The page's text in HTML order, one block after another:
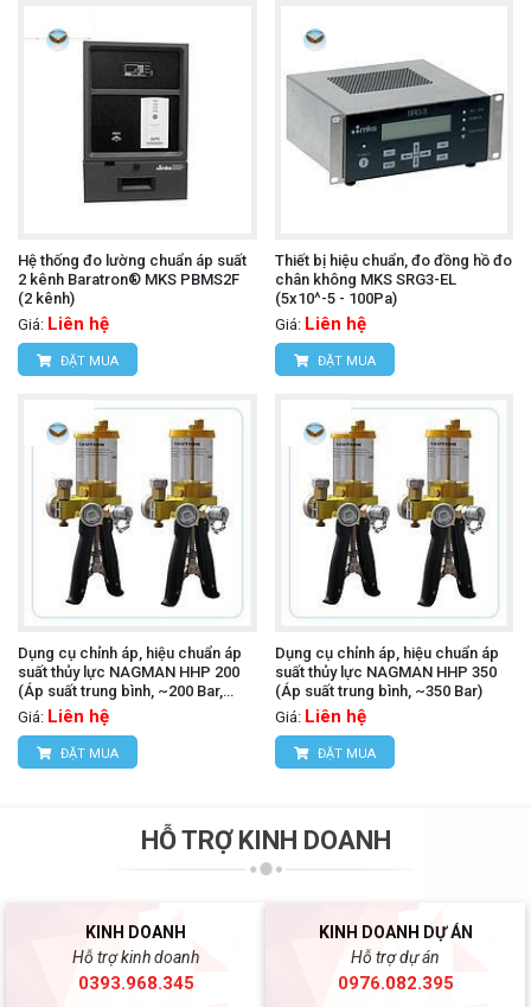
Hệ thống đo lường chuẩn áp suất
2 kênh Baratron® MKS PBMS2F
(2 kênh)
Giá: Liên hệ
ĐẶT MUA
Thiết bị hiệu chuẩn, đo đồng hồ đo
chân không MKS SRG3-EL
(5x10^-5 - 100Pa)
Giá: Liên hệ
ĐẶT MUA
Dụng cụ chỉnh áp, hiệu chuẩn áp
suất thủy lực NAGMAN HHP 200
(Áp suất trung bình, ~200 Bar,
kèm Adaptors)
Giá: Liên hệ
ĐẶT MUA
Dụng cụ chỉnh áp, hiệu chuẩn áp
suất thủy lực NAGMAN HHP 350
(Áp suất trung bình, ~350 Bar)
Giá: Liên hệ
ĐẶT MUA
HỖ TRỢ KINH DOANH
KINH DOANH
Hỗ trợ kinh doanh
0393.968.345
KINH DOANH DỰ ÁN
Hỗ trợ dự án
0976.082.395